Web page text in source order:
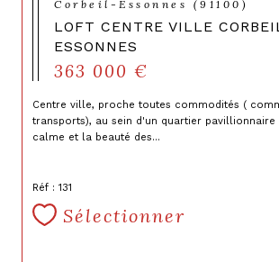
Corbeil-Essonnes (91100)
LOFT CENTRE VILLE
ESSONNES
363 000 €
Centre ville, proche toutes commodités (
transports), au sein d'un quartier pavillionnaire
calme et la beauté des...
Réf : 131
Sélectionner